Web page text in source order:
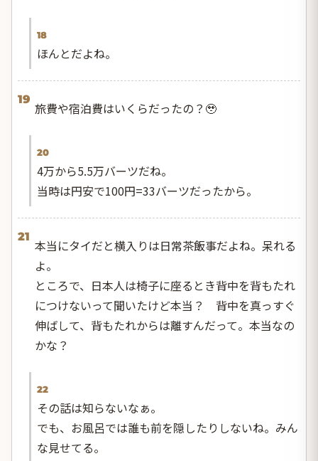
18
ほんとだよね。
19
旅費や宿泊費はいくらだったの？🥹
20
4万から5.5万バーツだね。
当時は円安で100円=33バーツだったから。
21
本当にタイだと横入りは日常茶飯事だよね。呆れる
よ。
ところで、日本人は椅子に座るとき背中を背もたれ
につけないって聞いたけど本当？ 背中を真っすぐ
伸ばして、背もたれからは離すんだって。本当なの
かな？
22
その話は知らないなぁ。
でも、お風呂では誰も前を隠したりしないね。みん
な見せてる。